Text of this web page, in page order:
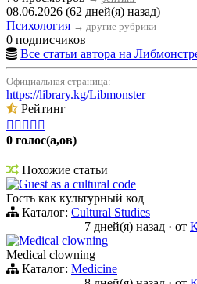
08.06.2026 (62 дней(я) назад)
Психология → другие рубрики
0 подписчиков
Все статьи автора на
Официальная страница:
https://library.kg/Libmonster
Рейтинг
    
0 голос(а,ов)
Похожие статьи
Guest as a cultural code
Гость как культурный код
Каталог: Cultural Studies
7 дней(я) назад · от
Medical clowning
Medical clowning
Каталог: Medicine